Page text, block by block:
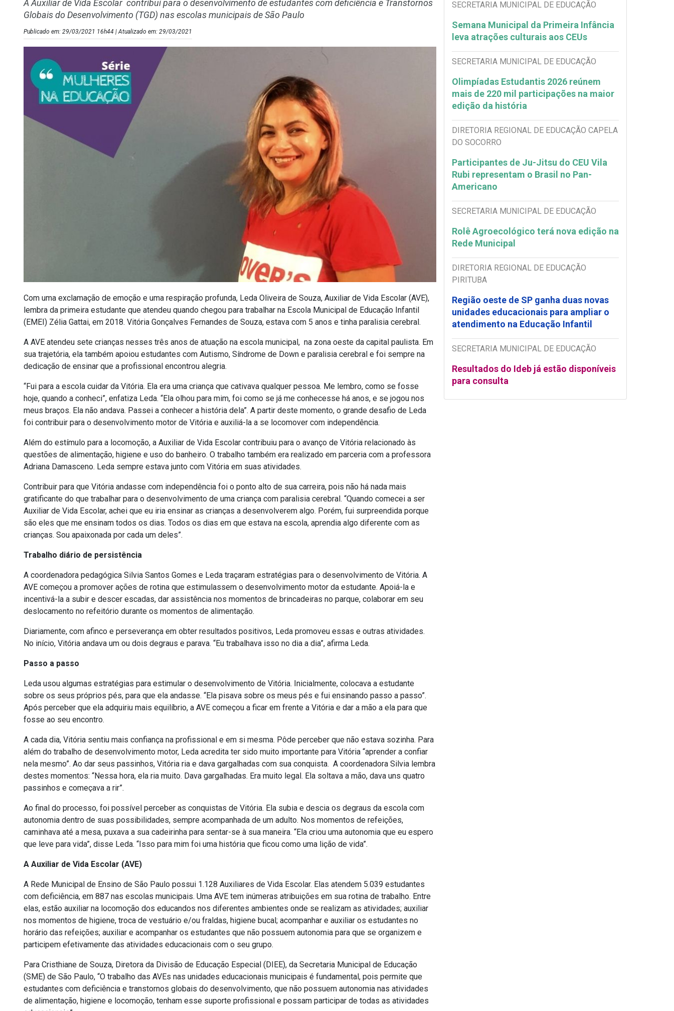
A Auxiliar de Vida Escolar contribui para o desenvolvimento de estudantes com deficiência e Transtornos
Globais do Desenvolvimento (TGD) nas escolas municipais de São Paulo
Publicado em: 29/03/2021 16h44 | Atualizado em: 29/03/2021
Com uma exclamação de emoção e uma respiração profunda, Leda Oliveira de Souza, Auxiliar de Vida Escolar (AVE),
lembra da primeira estudante que atendeu quando chegou para trabalhar na Escola Municipal de Educação Infantil
(EMEI) Zélia Gattai, em 2018. Vitória Gonçalves Fernandes de Souza, estava com 5 anos e tinha paralisia cerebral.
A AVE atendeu sete crianças nesses três anos de atuação na escola municipal, na zona oeste da capital paulista. Em
sua trajetória, ela também apoiou estudantes com Autismo, Síndrome de Down e paralisia cerebral e foi sempre na
dedicação de ensinar que a profissional encontrou alegria.
“Fui para a escola cuidar da Vitória. Ela era uma criança que cativava qualquer pessoa. Me lembro, como se fosse
hoje, quando a conheci”, enfatiza Leda. “Ela olhou para mim, foi como se já me conhecesse há anos, e se jogou nos
meus braços. Ela não andava. Passei a conhecer a história dela”. A partir deste momento, o grande desafio de Leda
foi contribuir para o desenvolvimento motor de Vitória e auxiliá-la a se locomover com independência.
Além do estímulo para a locomoção, a Auxiliar de Vida Escolar contribuiu para o avanço de Vitória relacionado às
questões de alimentação, higiene e uso do banheiro. O trabalho também era realizado em parceria com a professora
Adriana Damasceno. Leda sempre estava junto com Vitória em suas atividades.
Contribuir para que Vitória andasse com independência foi o ponto alto de sua carreira, pois não há nada mais
gratificante do que trabalhar para o desenvolvimento de uma criança com paralisia cerebral. “Quando comecei a ser
Auxiliar de Vida Escolar, achei que eu iria ensinar as crianças a desenvolverem algo. Porém, fui surpreendida porque
são eles que me ensinam todos os dias. Todos os dias em que estava na escola, aprendia algo diferente com as
crianças. Sou apaixonada por cada um deles”.
Trabalho diário de persistência
A coordenadora pedagógica Silvia Santos Gomes e Leda traçaram estratégias para o desenvolvimento de Vitória. A
AVE começou a promover ações de rotina que estimulassem o desenvolvimento motor da estudante. Apoiá-la e
incentivá-la a subir e descer escadas, dar assistência nos momentos de brincadeiras no parque, colaborar em seu
deslocamento no refeitório durante os momentos de alimentação.
Diariamente, com afinco e perseverança em obter resultados positivos, Leda promoveu essas e outras atividades.
No início, Vitória andava um ou dois degraus e parava. “Eu trabalhava isso no dia a dia”, afirma Leda.
Passo a passo
Leda usou algumas estratégias para estimular o desenvolvimento de Vitória. Inicialmente, colocava a estudante
sobre os seus próprios pés, para que ela andasse. “Ela pisava sobre os meus pés e fui ensinando passo a passo”.
Após perceber que ela adquiriu mais equilíbrio, a AVE começou a ficar em frente a Vitória e dar a mão a ela para que
fosse ao seu encontro.
A cada dia, Vitória sentiu mais confiança na profissional e em si mesma. Pôde perceber que não estava sozinha. Para
além do trabalho de desenvolvimento motor, Leda acredita ter sido muito importante para Vitória “aprender a confiar
nela mesmo”. Ao dar seus passinhos, Vitória ria e dava gargalhadas com sua conquista. A coordenadora Silvia lembra
destes momentos: “Nessa hora, ela ria muito. Dava gargalhadas. Era muito legal. Ela soltava a mão, dava uns quatro
passinhos e começava a rir”.
Ao final do processo, foi possível perceber as conquistas de Vitória. Ela subia e descia os degraus da escola com
autonomia dentro de suas possibilidades, sempre acompanhada de um adulto. Nos momentos de refeições,
caminhava até a mesa, puxava a sua cadeirinha para sentar-se à sua maneira. “Ela criou uma autonomia que eu espero
que leve para vida”, disse Leda. “Isso para mim foi uma história que ficou como uma lição de vida”.
A Auxiliar de Vida Escolar (AVE)
A Rede Municipal de Ensino de São Paulo possui 1.128 Auxiliares de Vida Escolar. Elas atendem 5.039 estudantes
com deficiência, em 887 nas escolas municipais. Uma AVE tem inúmeras atribuições em sua rotina de trabalho. Entre
elas, estão auxiliar na locomoção dos educandos nos diferentes ambientes onde se realizam as atividades; auxiliar
nos momentos de higiene, troca de vestuário e/ou fraldas, higiene bucal; acompanhar e auxiliar os estudantes no
horário das refeições; auxiliar e acompanhar os estudantes que não possuem autonomia para que se organizem e
participem efetivamente das atividades educacionais com o seu grupo.
Para Cristhiane de Souza, Diretora da Divisão de Educação Especial (DIEE), da Secretaria Municipal de Educação
(SME) de São Paulo, “O trabalho das AVEs nas unidades educacionais municipais é fundamental, pois permite que
estudantes com deficiência e transtornos globais do desenvolvimento, que não possuem autonomia nas atividades
de alimentação, higiene e locomoção, tenham esse suporte profissional e possam participar de todas as atividades
SECRETARIA MUNICIPAL DE EDUCAÇÃO
Semana Municipal da Primeira Infância
leva atrações culturais aos CEUs
SECRETARIA MUNICIPAL DE EDUCAÇÃO
Olimpíadas Estudantis 2026 reúnem
mais de 220 mil participações na maior
edição da história
DIRETORIA REGIONAL DE EDUCAÇÃO CAPELA
DO SOCORRO
Participantes de Ju-Jitsu do CEU Vila
Rubi representam o Brasil no Pan-
Americano
SECRETARIA MUNICIPAL DE EDUCAÇÃO
Rolê Agroecológico terá nova edição na
Rede Municipal
DIRETORIA REGIONAL DE EDUCAÇÃO
PIRITUBA
Região oeste de SP ganha duas novas
unidades educacionais para ampliar o
atendimento na Educação Infantil
SECRETARIA MUNICIPAL DE EDUCAÇÃO
Resultados do Ideb já estão disponíveis
para consulta